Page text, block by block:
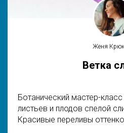
Женя
Ветка
Ботанический мастер-
листьев и плодов спелой
Красивые переливы